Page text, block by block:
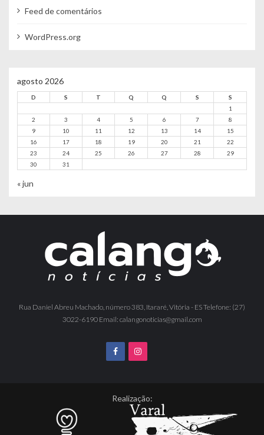
Feed de comentários
WordPress.org
agosto 2026
D S T Q Q S
S
1
2
3 4 5 6 7
8
9
10 11 12 13 14
15
16
17 18 19 20 21
22
23
24 25 26 27 28
29
30
31
« jun
Rua Daniel Abreu Machado, número 383, Itararé, Vitória - ES Telefone: (27)
3022-6190 Email: calangonoticias@gmail.com
Realização: